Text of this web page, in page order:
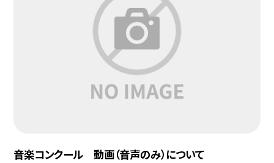
音楽コンクール 動画（音声のみ）について